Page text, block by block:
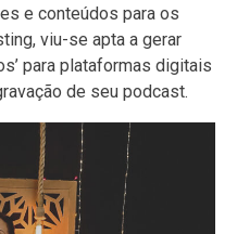
e conteúdos para os
viu-se apta a gerar
para plataformas digitais
de seu podcast.